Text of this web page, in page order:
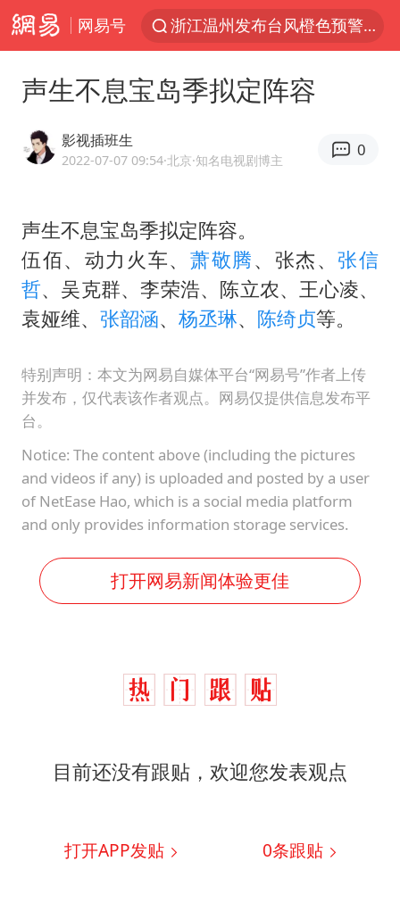
网易号
浙江温州发布台风橙色预警信号
名创优品一次性内裤 颜面尽失
梁家辉：到内地拍戏不是北上是回归
牛津大学一纸声明甩不了锅
香港宏福苑火灾或由烟头引起
女主硬加吻戏短剧已下架
《给阿嬷的情书》售后来了
声生不息宝岛季拟定阵容
影视插班生
2022-07-07 09:54·北京·知名电视剧博主
0
声生不息宝岛季拟定阵容。
伍佰、动力火车、 萧敬腾、张杰、张信
哲、吴克群、李荣浩、陈立农、王心凌、
袁娅维、 张韶涵、 杨丞琳、 陈绮贞等。
特别声明：本文为网易自媒体平台“网易号”作者上传
并发布，仅代表该作者观点。网易仅提供信息发布平
台。
Notice: The content above (including the pictures
and videos if any) is uploaded and posted by a user
of NetEase Hao, which is a social media platform
and only provides information storage services.
打开网易新闻体验更佳
目前还没有跟贴，欢迎您发表观点
打开APP发贴 0条跟贴